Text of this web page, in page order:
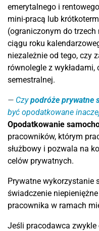
emerytalnego i
mini-pracą lub
(ograniczonym do
ciągu roku
niezależnie od tego, czy
równolegle z
semestralnej.
Czypodróże prywatne
być opodatkowane
Opodatkowanie
pracowników, którym
służbowy i pozwala na
celów prywatnych.
Prywatne wykorzystanie
świadczenie
pracownika w ramach
Jeśli pracodawca